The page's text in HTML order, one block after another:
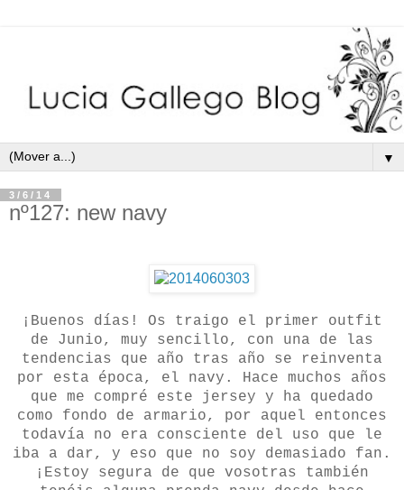
▼
3/6/14
nº127: new navy
¡Buenos días! Os traigo el primer outfit
de Junio, muy sencillo, con una de las
tendencias que año tras año se reinventa
por esta época, el navy. Hace muchos años
que me compré este jersey y ha quedado
como fondo de armario, por aquel entonces
todavía no era consciente del uso que le
iba a dar, y eso que no soy demasiado fan.
¡Estoy segura de que vosotras también